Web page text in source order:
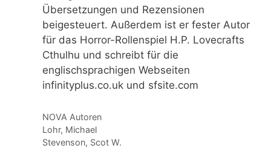
Übersetzungen und Rezensionen
beigesteuert. Außerdem ist er fester Autor
für das Horror-Rollenspiel H.P. Lovecrafts
Cthulhu und schreibt für die
englischsprachigen Webseiten
infinityplus.co.uk und sfsite.com
Kategorien
NOVA Autoren
Lohr, Michael
Stevenson, Scot W.